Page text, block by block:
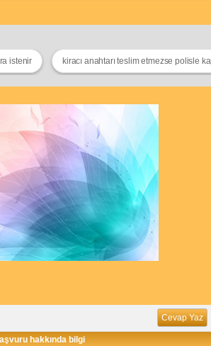
istenir kiracı anahtarı teslim etmezse polisle
Cevap Yaz
hakkında bilgi